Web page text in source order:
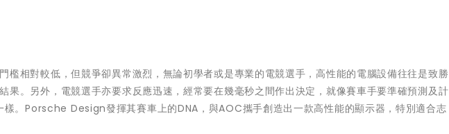
檻相對較低，但競爭卻異常激烈，無論初學者或是專業的電競選手，高性能的電腦設備往往是致勝
果。另外，電競選手亦要求反應迅速，經常要在幾毫秒之間作出決定，就像賽車手要準確預測及計
。Porsche Design發揮其賽車上的DNA，與AOC攜手創造出一款高性能的顯示器，特別適合志